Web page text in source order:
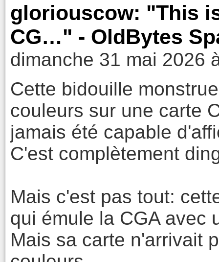
gloriouscow: "This
CG…" - OldBytes
dimanche 31 mai 2026
Cette bidouille
couleurs sur une carte
jamais été capable
C'est complètement
Mais c'est pas tout:
qui émule la CGA avec
Mais sa carte n'arrivait